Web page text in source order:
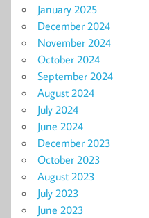
January 2025
December 2024
November 2024
October 2024
September 2024
August 2024
July 2024
June 2024
December 2023
October 2023
August 2023
July 2023
June 2023